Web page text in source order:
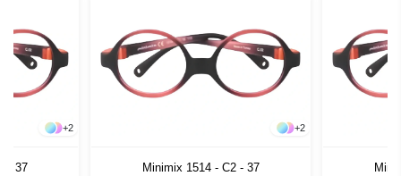
+2
- 37
+2
Minimix 1514 - C2 - 37